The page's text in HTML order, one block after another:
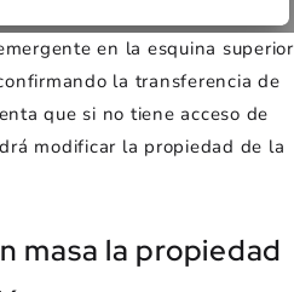
en la esquina superior
la transferencia de
que si no tiene acceso de
modificar la propiedad de la
masa la propiedad